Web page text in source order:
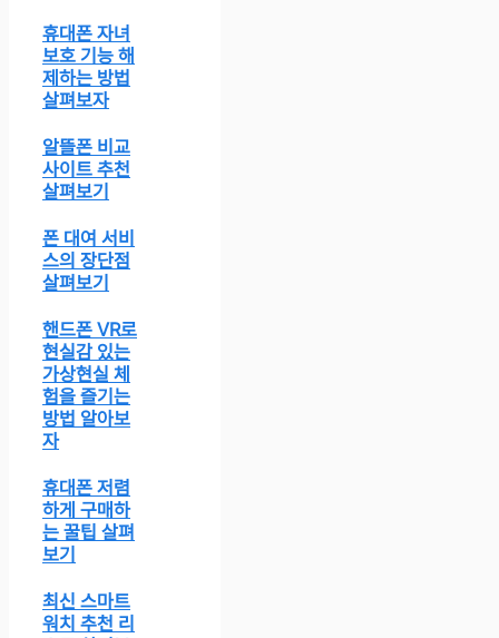
휴대폰 자녀
보호 기능 해
제하는 방법
살펴보자
알뜰폰 비교
사이트 추천
살펴보기
폰 대여 서비
스의 장단점
살펴보기
핸드폰 VR로
현실감 있는
가상현실 체
험을 즐기는
방법 알아보
자
휴대폰 저렴
하게 구매하
는 꿀팁 살펴
보기
최신 스마트
워치 추천 리